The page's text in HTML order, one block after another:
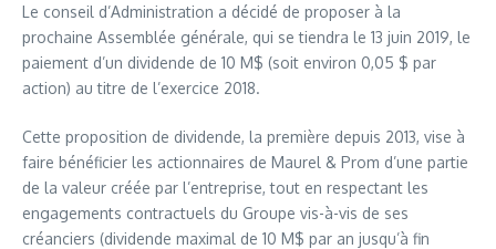
Le conseil d’Administration a décidé de proposer à la
prochaine Assemblée générale, qui se tiendra le 13 juin 2019, le
paiement d’un dividende de 10 M$ (soit environ 0,05 $ par
action) au titre de l’exercice 2018.
Cette proposition de dividende, la première depuis 2013, vise à
faire bénéficier les actionnaires de Maurel & Prom d’une partie
de la valeur créée par l’entreprise, tout en respectant les
engagements contractuels du Groupe vis-à-vis de ses
créanciers (dividende maximal de 10 M$ par an jusqu’à fin